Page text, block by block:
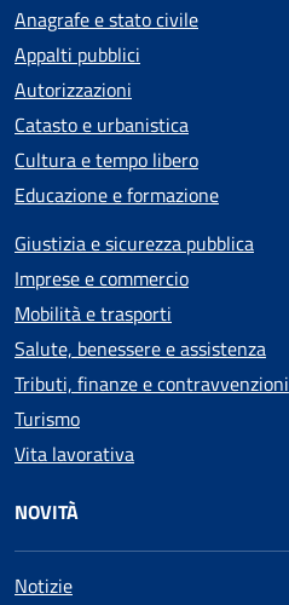
Anagrafe e stato civile
Appalti pubblici
Autorizzazioni
Catasto e urbanistica
Cultura e tempo libero
Educazione e formazione
Giustizia e sicurezza pubblica
Imprese e commercio
Mobilità e trasporti
Salute, benessere e assistenza
Tributi, finanze e contravvenzioni
Turismo
Vita lavorativa
NOVITÀ
Notizie